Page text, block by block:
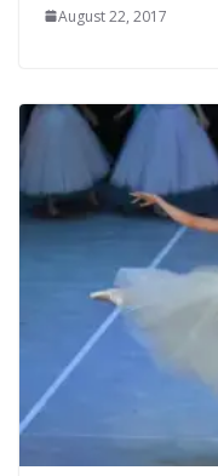
August 22, 2017